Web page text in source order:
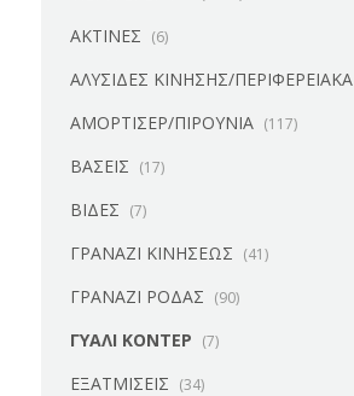
ΑΚΤΙΝΕΣ (6)
ΑΛΥΣΙΔΕΣ ΚΙΝΗΣΗΣ/ΠΕΡΙΦΕΡΕΙΑΚΑ
ΑΜΟΡΤΙΣΕΡ/ΠΙΡΟΥΝΙΑ (117)
ΒΑΣΕΙΣ (17)
ΒΙΔΕΣ (7)
ΓΡΑΝΑΖΙ ΚΙΝΗΣΕΩΣ (41)
ΓΡΑΝΑΖΙ ΡΟΔΑΣ (90)
ΓΥΑΛΙ ΚΟΝΤΕΡ (7)
ΕΞΑΤΜΙΣΕΙΣ (34)